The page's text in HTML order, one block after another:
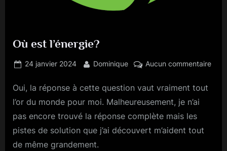
Où est l’énergie?
Posted
24 janvier 2024 By
Dominique Aucun commentairesur
Oui, la réponse à cette question vaut vraiment tout
l’or du monde pour moi. Malheureusement, je n’ai
pas encore trouvé la réponse complète mais les
pistes de solution que j’ai découvert m’aident tout
de même grandement.